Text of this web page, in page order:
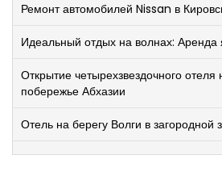
Ремонт автомобилей Nissan в
Идеальный отдых на волнах: Аренда
Открытие четырехзвездочного
побережье Абхазии
Отель на берегу Волги в загородной